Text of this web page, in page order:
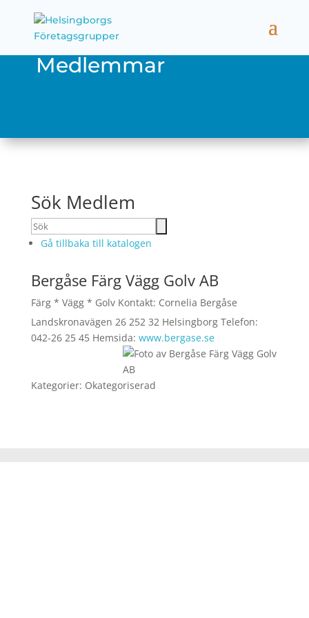
Medlemmar
Sök Medlem
Gå tillbaka till katalogen
Bergåse Färg Vägg Golv AB
Färg * Vägg * Golv Kontakt: Cornelia Bergåse
Landskronavägen 26 252 32 Helsingborg Telefon:
042-26 25 45 Hemsida: www.bergase.se
Kategorier: Okategoriserad